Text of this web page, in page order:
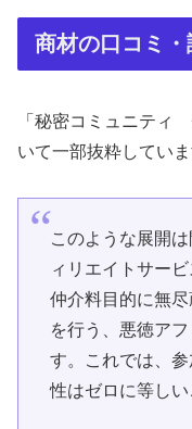
商材の口コミ・
「秘密コミュニティ
いて一部抜粋していま
このような展開
ィリエイトサー
仲介料目的に無
を行う、悪徳ア
す。これでは、
性はゼロに等しい